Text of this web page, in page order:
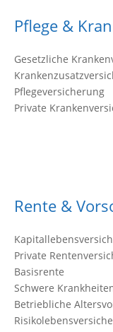
Pflege &
Gesetzliche
Pflegeversicherung
Private
Rente &
Private
Basisrente
Schwere
Betriebliche